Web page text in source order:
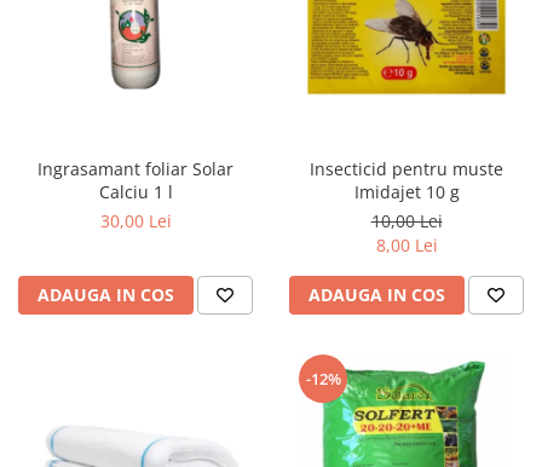
Ingrasamant foliar Solar
Calciu 1 l
30,00 Lei
ADAUGA IN COS
Insecticid pentru muste
Imidajet 10 g
10,00 Lei
8,00 Lei
ADAUGA IN COS
-12%